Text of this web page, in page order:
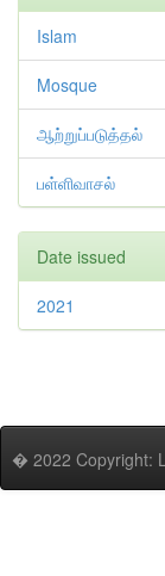
Islam
Mosque
ஆற்றுப்படுத்தல்
பள்ளிவாசல்
Date issued
2021
� 2022 Copyright: